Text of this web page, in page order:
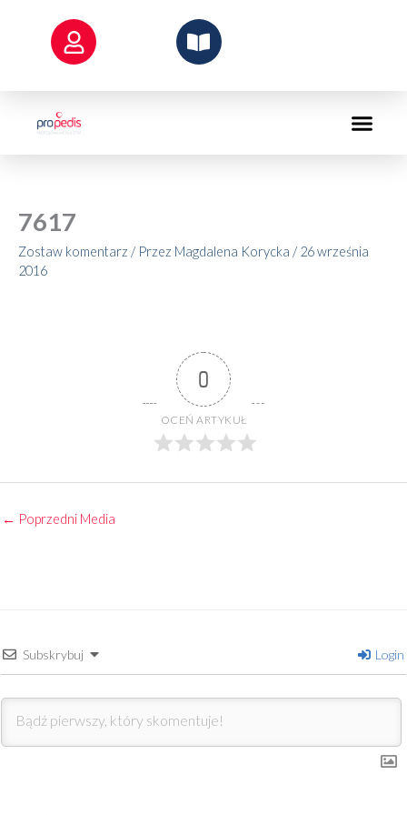
7617
Zostaw komentarz / Przez Magdalena Korycka / 26 września
2016
0
OCEŃ ARTYKUŁ
← Poprzedni Media
Subskrybuj Login